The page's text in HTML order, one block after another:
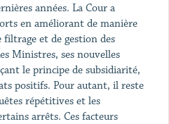
années. La Cour a
en améliorant de manière
filtrage et de gestion des
Ministres, ses nouvelles
le principe de subsidiarité,
positifs. Pour autant, il reste
répétitives et les
arrêts. Ces facteurs